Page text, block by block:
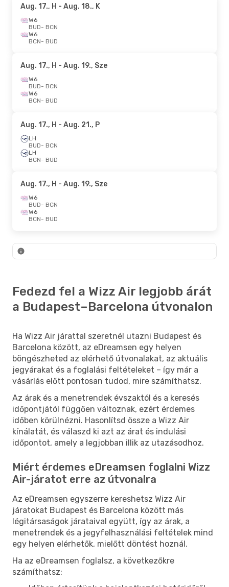
Aug. 17., H - Aug. 18., K
W6
BUD- BCN
W6
BCN- BUD
Aug. 17., H - Aug. 19., Sze
W6
BUD- BCN
W6
BCN- BUD
Aug. 17., H - Aug. 21., P
LH
BUD- BCN
LH
BCN- BUD
Aug. 17., H - Aug. 19., Sze
W6
BUD- BCN
W6
BCN- BUD
Fedezd fel a Wizz Air legjobb árát
a Budapest–Barcelona útvonalon
Ha Wizz Air járattal szeretnél utazni Budapest és
Barcelona között, az eDreamsen egy helyen
böngészheted az elérhető útvonalakat, az aktuális
jegyárakat és a foglalási feltételeket – így már a
vásárlás előtt pontosan tudod, mire számíthatsz.
Az árak és a menetrendek évszaktól és a keresés
időpontjától függően változnak, ezért érdemes
időben körülnézni. Hasonlítsd össze a Wizz Air
kínálatát, és válaszd ki azt az árat és indulási
időpontot, amely a legjobban illik az utazásodhoz.
Miért érdemes eDreamsen foglalni Wizz
Air-járatot erre az útvonalra
Az eDreamsen egyszerre kereshetsz Wizz Air
járatokat Budapest és Barcelona között más
légitársaságok járataival együtt, így az árak, a
menetrendek és a jegyfelhasználási feltételek mind
egy helyen elérhetők, mielőtt döntést hoznál.
Ha az eDreamsen foglalsz, a következőkre
számíthatsz: